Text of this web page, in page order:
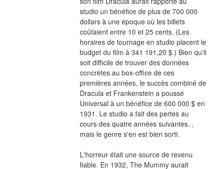
studio un bénéfice de plus de 700 000
dollars à une époque où les billets
coûtaient entre 10 et 25 cents. (Les
horaires de tournage en studio placent le
budget du film à 341 191,20 $.) Bien qu'il
soit difficile de trouver des données
concrètes au box-office de ces
premières années, le succès combiné de
Dracula et Frankenstein a poussé
Universal à un bénéfice de 600 000 $ en
1931. Le studio a fait des pertes au
cours des quatre années suivantes. ,
mais le genre s'en est bien sorti.
L'horreur était une source de revenu
fiable. En 1932, The Mummy aurait